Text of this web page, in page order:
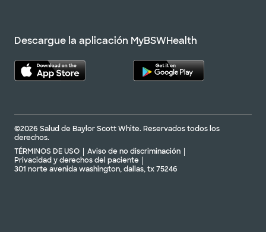
Descargue la aplicación MyBSWHealth
©2026 Salud de Baylor Scott White. Reservados todos los
derechos.
TÉRMINOS DE USO
Aviso de no discriminación
Privacidad y derechos del paciente
301 norte avenida washington, dallas, tx 75246